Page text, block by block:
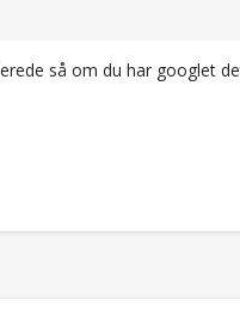
så om du har googlet